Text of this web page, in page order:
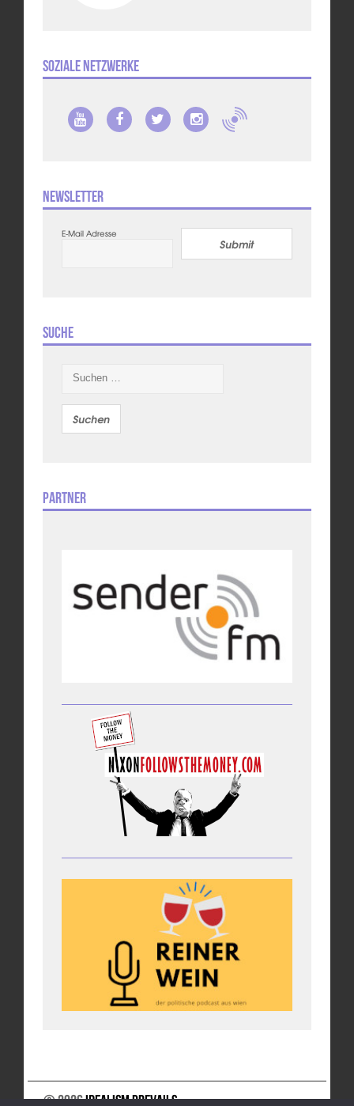
Soziale Netzwerke
Newsletter
E-Mail Adresse
Submit
Suche
nach:
Partner
© 2026Idealism Prevails